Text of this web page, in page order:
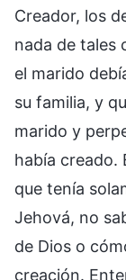
Creador, los
nada de tales
el marido
su familia, y
marido y
había creado.
que tenía
Jehová, no
de Dios o
creación.